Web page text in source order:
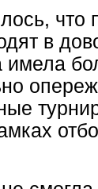
что
в
имела